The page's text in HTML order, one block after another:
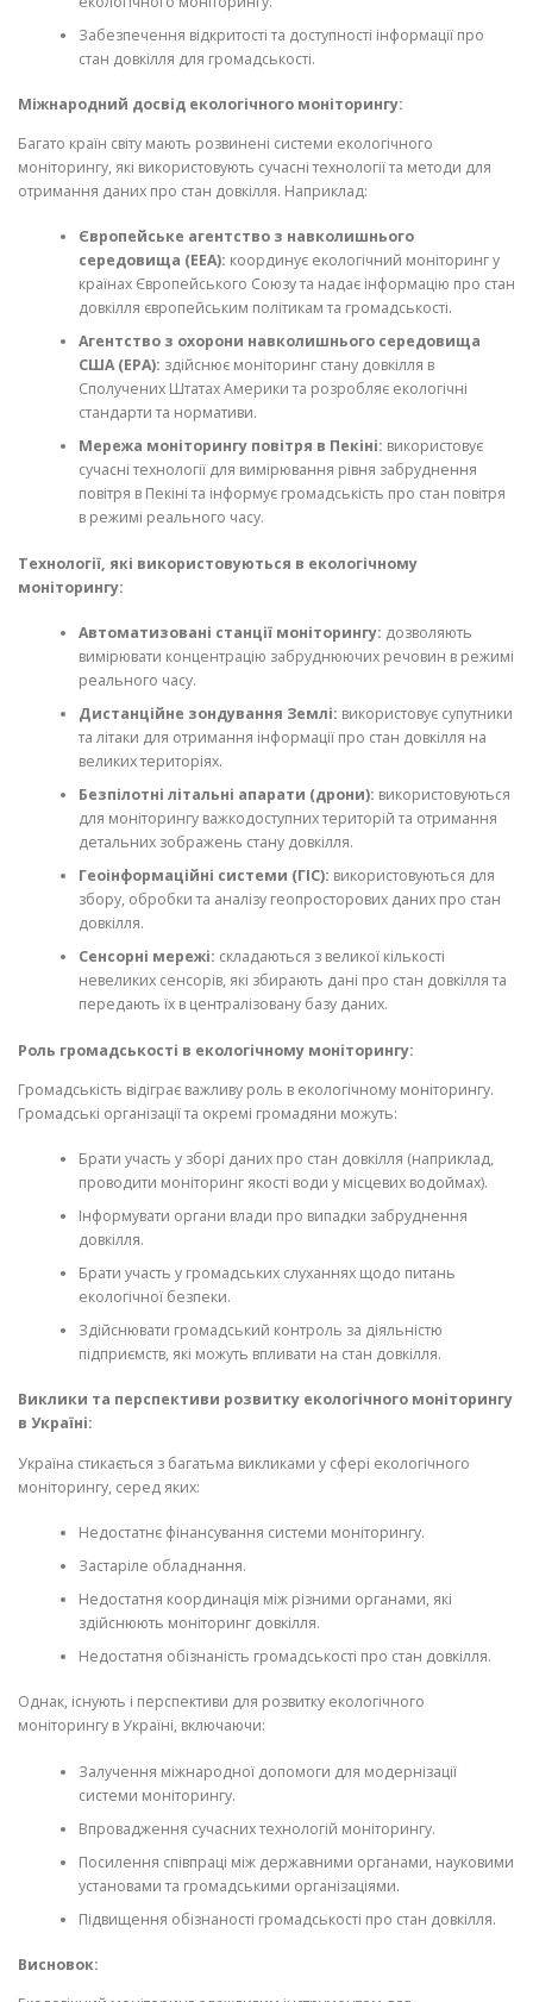
Забезпечення відкритості та доступності інформації про
стан довкілля для громадськості.
Міжнародний досвід екологічного моніторингу:
Багато країн світу мають розвинені системи екологічного
моніторингу, які використовують сучасні технології та методи для
отримання даних про стан довкілля. Наприклад:
Європейське агентство з навколишнього
середовища (EEA): координує екологічний моніторинг у
країнах Європейського Союзу та надає інформацію про стан
довкілля європейським політикам та громадськості.
Агентство з охорони навколишнього середовища
США (EPA): здійснює моніторинг стану довкілля в
Сполучених Штатах Америки та розробляє екологічні
стандарти та нормативи.
Мережа моніторингу повітря в Пекіні: використовує
сучасні технології для вимірювання рівня забруднення
повітря в Пекіні та інформує громадськість про стан повітря
в режимі реального часу.
Технології, які використовуються в екологічному
моніторингу:
Автоматизовані станції моніторингу: дозволяють
вимірювати концентрацію забруднюючих речовин в режимі
реального часу.
Дистанційне зондування Землі: використовує супутники
та літаки для отримання інформації про стан довкілля на
великих територіях.
Безпілотні літальні апарати (дрони): використовуються
для моніторингу важкодоступних територій та отримання
детальних зображень стану довкілля.
Геоінформаційні системи (ГІС): використовуються для
збору, обробки та аналізу геопросторових даних про стан
довкілля.
Сенсорні мережі: складаються з великої кількості
невеликих сенсорів, які збирають дані про стан довкілля та
передають їх в централізовану базу даних.
Роль громадськості в екологічному моніторингу:
Громадськість відіграє важливу роль в екологічному моніторингу.
Громадські організації та окремі громадяни можуть:
Брати участь у зборі даних про стан довкілля (наприклад,
проводити моніторинг якості води у місцевих водоймах).
Інформувати органи влади про випадки забруднення
довкілля.
Брати участь у громадських слуханнях щодо питань
екологічної безпеки.
Здійснювати громадський контроль за діяльністю
підприємств, які можуть впливати на стан довкілля.
Виклики та перспективи розвитку екологічного моніторингу
в Україні:
Україна стикається з багатьма викликами у сфері екологічного
моніторингу, серед яких:
Недостатнє фінансування системи моніторингу.
Застаріле обладнання.
Недостатня координація між різними органами, які
здійснюють моніторинг довкілля.
Недостатня обізнаність громадськості про стан довкілля.
Однак, існують і перспективи для розвитку екологічного
моніторингу в Україні, включаючи:
Залучення міжнародної допомоги для модернізації
системи моніторингу.
Впровадження сучасних технологій моніторингу.
Посилення співпраці між державними органами, науковими
установами та громадськими організаціями.
Підвищення обізнаності громадськості про стан довкілля.
Висновок: